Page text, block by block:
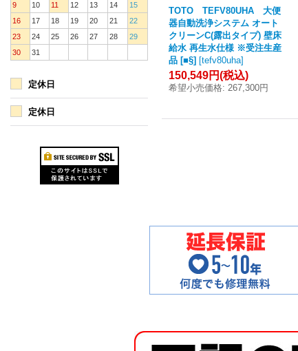
9
10 11 12 13 14
15
16
17 18 19 20 21
22
23
24 25 26 27 28
29
30
31
定休日
定休日
TOTO TEFV80UHA 大便
器自動洗浄システム オート
クリーンC(露出タイプ) 壁床
給水 再生水仕様 ※受注生産
品 [■§] [tefv80uha]
150,549円(税込)
希望小売価格: 267,300円